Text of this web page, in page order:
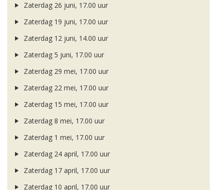
Zaterdag 26 juni, 17.00 uur
Zaterdag 19 juni, 17.00 uur
Zaterdag 12 juni, 14.00 uur
Zaterdag 5 juni, 17.00 uur
Zaterdag 29 mei, 17.00 uur
Zaterdag 22 mei, 17.00 uur
Zaterdag 15 mei, 17.00 uur
Zaterdag 8 mei, 17.00 uur
Zaterdag 1 mei, 17.00 uur
Zaterdag 24 april, 17.00 uur
Zaterdag 17 april, 17.00 uur
Zaterdag 10 april, 17.00 uur